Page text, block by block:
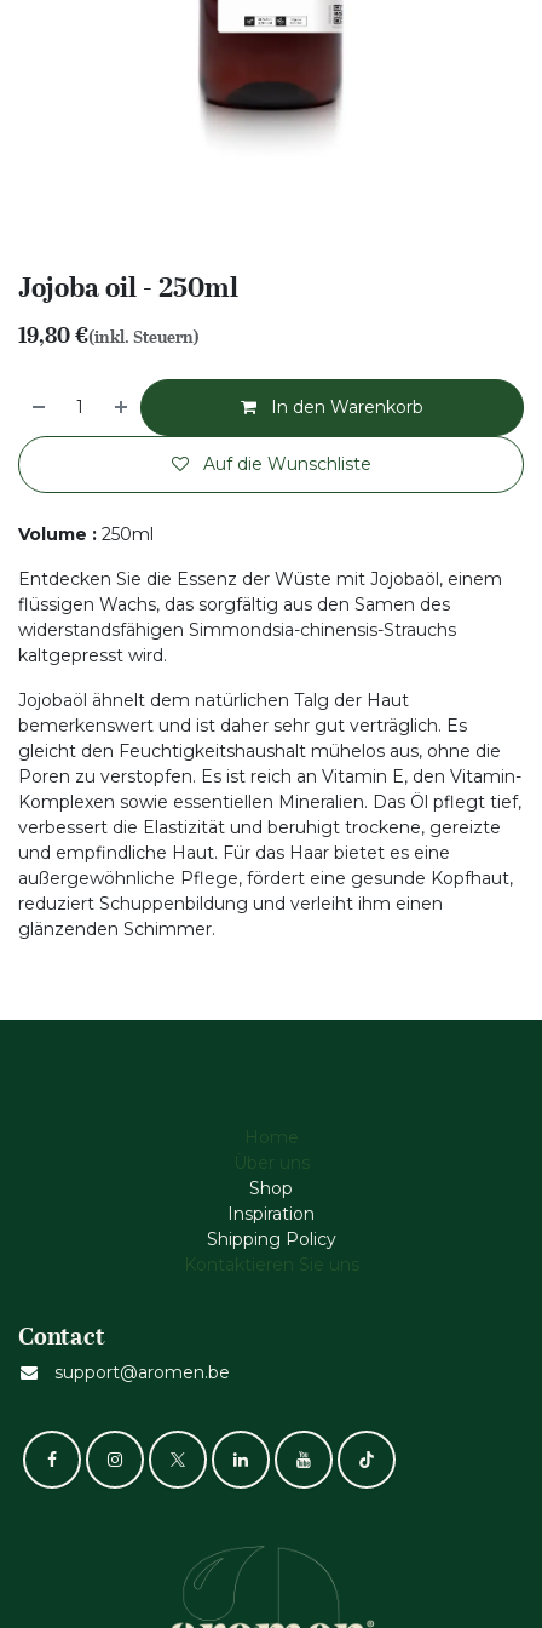
Jojoba oil - 250ml
19,80€(inkl. Steuern)
In den Warenkorb
Auf die Wunschliste
Volume : 250ml
Entdecken Sie die Essenz der Wüste mit Jojobaöl, einem
flüssigen Wachs, das sorgfältig aus den Samen des
widerstandsfähigen Simmondsia-chinensis-Strauchs
kaltgepresst wird.
Jojobaöl ähnelt dem natürlichen Talg der Haut
bemerkenswert und ist daher sehr gut verträglich. Es
gleicht den Feuchtigkeitshaushalt mühelos aus, ohne die
Poren zu verstopfen. Es ist reich an Vitamin E, den Vitamin-
Komplexen sowie essentiellen Mineralien. Das Öl pflegt tief,
verbessert die Elastizität und beruhigt trockene, gereizte
und empfindliche Haut. Für das Haar bietet es eine
außergewöhnliche Pflege, fördert eine gesunde Kopfhaut,
reduziert Schuppenbildung und verleiht ihm einen
glänzenden Schimmer.
Home
Über uns
Shop
Inspiration
Shipping Policy
Kontaktieren Sie uns
Contact
support@aromen.be